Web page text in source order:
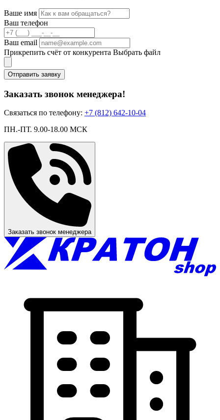
Ваше имя
Ваш телефон
Ваш email
Прикрепить счёт от конкурента Выбрать файл
Отправить заявку
Заказать звонок менеджера!
Связаться по телефону: +7 (812) 642-10-04
ПН.-ПТ. 9.00-18.00 МСК
Заказать звонок менеджера